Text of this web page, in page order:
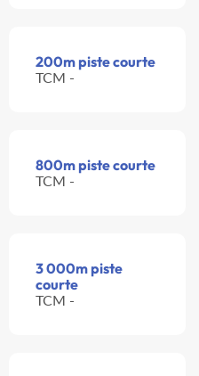
200m piste courte
TCM -
800m piste courte
TCM -
3 000m piste
courte
TCM -